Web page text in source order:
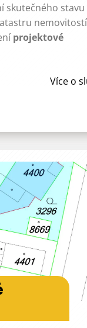
skutečného
projektové
Více o